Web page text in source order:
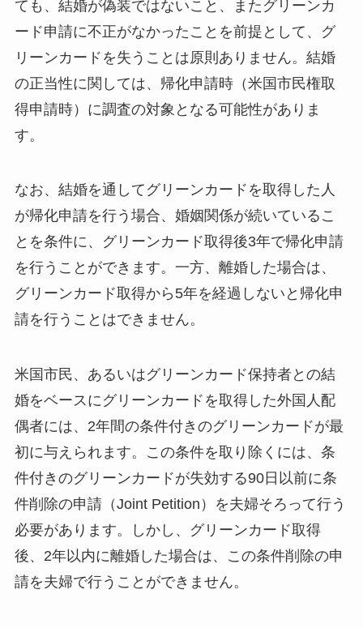
ても、結婚が偽装ではないこと、またグリーンカ
ード申請に不正がなかったことを前提として、グ
リーンカードを失うことは原則ありません。結婚
の正当性に関しては、帰化申請時（米国市民権取
得申請時）に調査の対象となる可能性がありま
す。
なお、結婚を通してグリーンカードを取得した人
が帰化申請を行う場合、婚姻関係が続いているこ
とを条件に、グリーンカード取得後3年で帰化申請
を行うことができます。一方、離婚した場合は、
グリーンカード取得から5年を経過しないと帰化申
請を行うことはできません。
米国市民、あるいはグリーンカード保持者との結
婚をベースにグリーンカードを取得した外国人配
偶者には、2年間の条件付きのグリーンカードが最
初に与えられます。この条件を取り除くには、条
件付きのグリーンカードが失効する90日以前に条
件削除の申請（Joint Petition）を夫婦そろって行う
必要があります。しかし、グリーンカード取得
後、2年以内に離婚した場合は、この条件削除の申
請を夫婦で行うことができません。